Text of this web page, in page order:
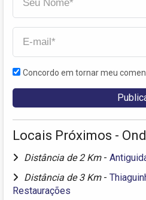
Concordo em tornar meu
Locais Próximos -
Distância de 2 Km -
Distância de 3 Km -
Restaurações